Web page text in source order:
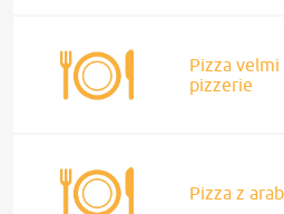
Pizza
pizzerie
Pizza z